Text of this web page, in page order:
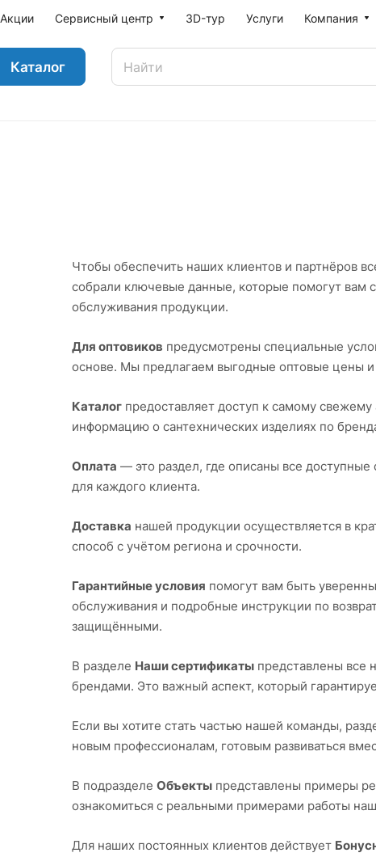
Акции Сервисный центр 3D-тур Услуги Компания
Каталог
Чтобы обеспечить наших клиентов и партнёров
собрали ключевые данные, которые помогут вам
обслуживания продукции.
Для оптовиков предусмотрены специальные
основе. Мы предлагаем выгодные оптовые цены
Каталог предоставляет доступ к самому
информацию о сантехнических изделиях по
Оплата — это раздел, где описаны все
для каждого клиента.
Доставка нашей продукции осуществляется в
способ с учётом региона и срочности.
Гарантийные условия помогут вам быть
обслуживания и подробные инструкции по
защищёнными.
В разделе Наши сертификаты представлены все
брендами. Это важный аспект, который
Если вы хотите стать частью нашей команды,
новым профессионалам, готовым развиваться
В подразделе Объекты представлены примеры
ознакомиться с реальными примерами работы
Для наших постоянных клиентов действует